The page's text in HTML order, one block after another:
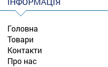
Головна
Товари
Контакти
Про нас